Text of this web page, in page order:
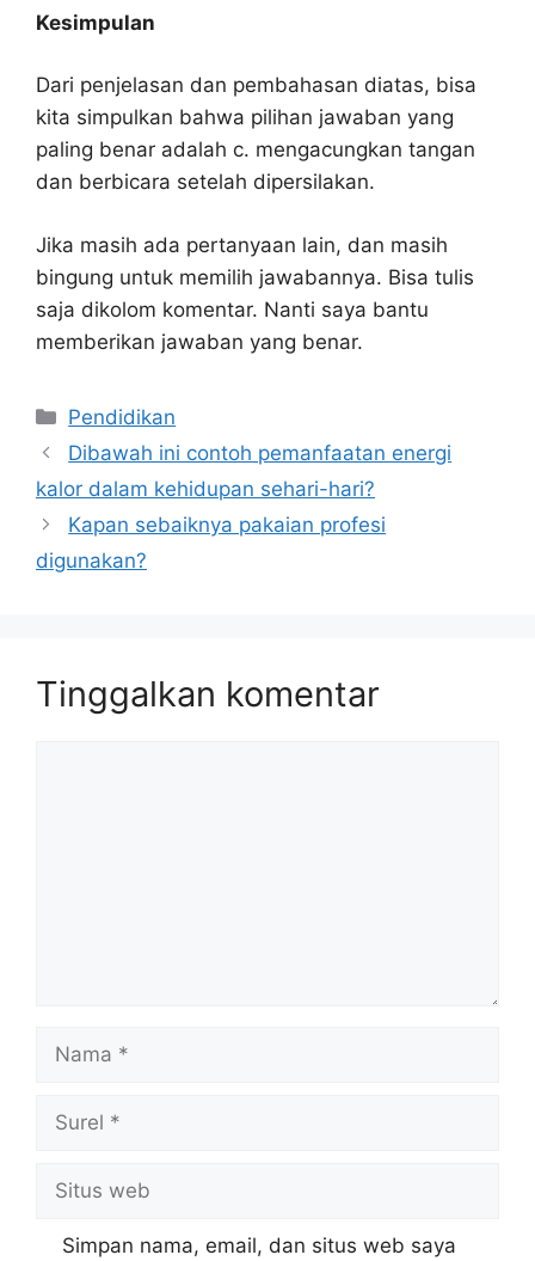
Kesimpulan
Dari penjelasan dan pembahasan diatas, bisa
kita simpulkan bahwa pilihan jawaban yang
paling benar adalah c. mengacungkan tangan
dan berbicara setelah dipersilakan.
Jika masih ada pertanyaan lain, dan masih
bingung untuk memilih jawabannya. Bisa tulis
saja dikolom komentar. Nanti saya bantu
memberikan jawaban yang benar.
Kategori
Pendidikan
Dibawah ini contoh pemanfaatan energi
kalor dalam kehidupan sehari-hari?
Kapan sebaiknya pakaian profesi
digunakan?
Tinggalkan komentar
web
Simpan nama, email, dan situs web saya